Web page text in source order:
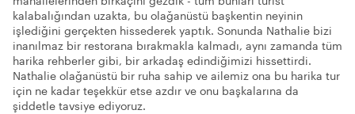
kalabalığından uzakta, bu olağanüstü başkentin neyinin
işlediğini gerçekten hissederek yaptık. Sonunda Nathalie bizi
inanılmaz bir restorana bırakmakla kalmadı, aynı zamanda tüm
harika rehberler gibi, bir arkadaş edindiğimizi hissettirdi.
Nathalie olağanüstü bir ruha sahip ve ailemiz ona bu harika tur
için ne kadar teşekkür etse azdır ve onu başkalarına da
şiddetle tavsiye ediyoruz.